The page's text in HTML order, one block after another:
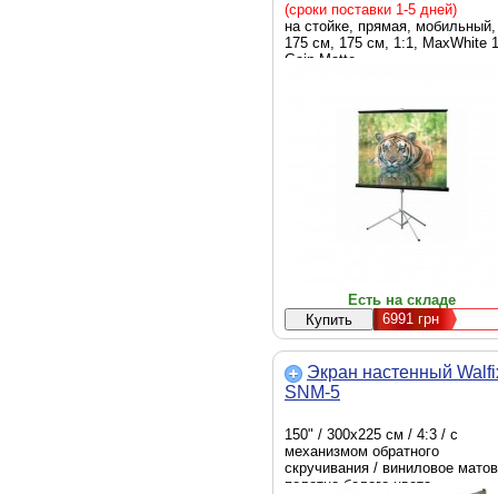
(сроки поставки 1-5 дней)
на стойке, прямая, мобильный,
175 см, 175 см, 1:1, MaxWhite
Gain Matte
Есть на складе
6991 грн
Экран настенный
SNM-5
150" / 300х225 см / 4:3 / с
механизмом обратного
скручивания / виниловое
полотно белого цвета